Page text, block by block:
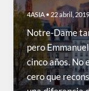
4ASIA • 22 abril, 2019
Notre-Dame
pero
cinco años. No
cero que